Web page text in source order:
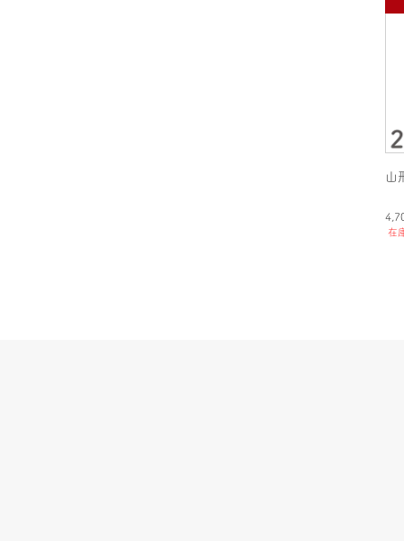
山
在